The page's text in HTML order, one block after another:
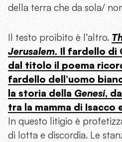
della terra che da sola/
Il testo proibito è l’altro.
Jerusalem. Il fardello di
dal titolo il poema
fardello dell’uomo
la storia della Genesi,
tra la mamma di Isacco
In questo litigio è
di lotta e discordia. Le